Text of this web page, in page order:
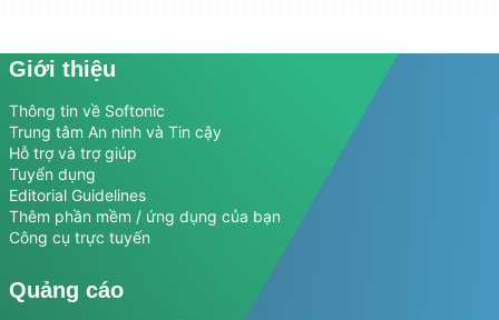
Giới thiệu
Thông tin về Softonic
Trung tâm An ninh và Tin cậy
Hỗ trợ và trợ giúp
Tuyển dụng
Editorial Guidelines
Thêm phần mềm / ứng dụng của bạn
Công cụ trực tuyến
Quảng cáo